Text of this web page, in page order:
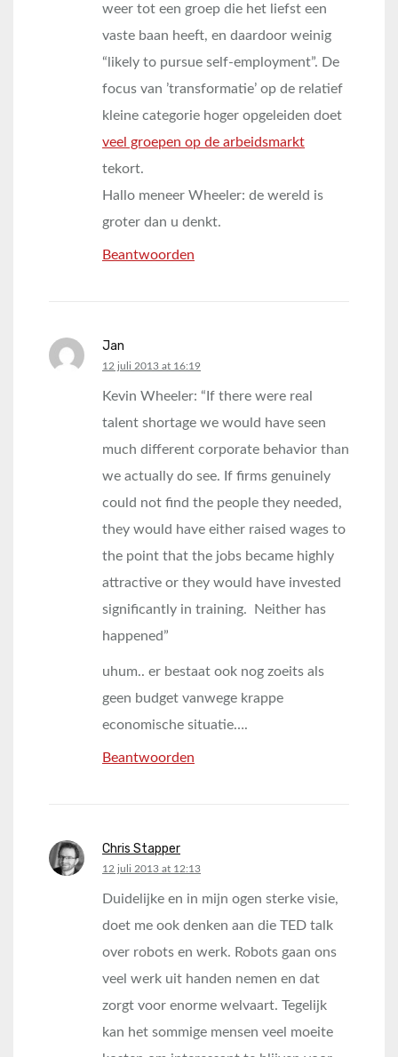
weer tot een groep die het liefst een
vaste baan heeft, en daardoor weinig
“likely to pursue self-employment”. De
focus van ’transformatie’ op de relatief
kleine categorie hoger opgeleiden doet
veel groepen op de arbeidsmarkt
tekort.
Hallo meneer Wheeler: de wereld is
groter dan u denkt.
Beantwoorden
Jan
says:
12 juli 2013 at 16:19
Kevin Wheeler: “If there were real
talent shortage we would have seen
much different corporate behavior than
we actually do see. If firms genuinely
could not find the people they needed,
they would have either raised wages to
the point that the jobs became highly
attractive or they would have invested
significantly in training. Neither has
happened”
uhum.. er bestaat ook nog zoeits als
geen budget vanwege krappe
economische situatie….
Beantwoorden
Chris Stapper
says:
12 juli 2013 at 12:13
Duidelijke en in mijn ogen sterke visie,
doet me ook denken aan die TED talk
over robots en werk. Robots gaan ons
veel werk uit handen nemen en dat
zorgt voor enorme welvaart. Tegelijk
kan het sommige mensen veel moeite